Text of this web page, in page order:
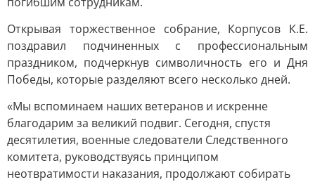
Открывая торжественное собрание, Корпусов К.Е.
поздравил подчиненных с профессиональным
праздником, подчеркнув символичность его и Дня
Победы, которые разделяют всего несколько дней.
«Мы вспоминаем наших ветеранов и искренне
благодарим за великий подвиг. Сегодня, спустя
десятилетия, военные следователи Следственного
комитета, руководствуясь принципом
неотвратимости наказания, продолжают собирать